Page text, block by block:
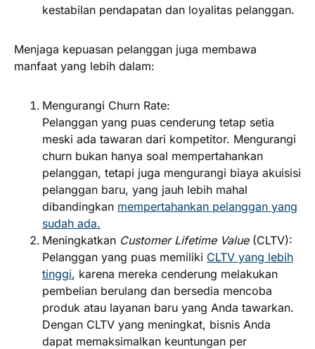
kestabilan pendapatan dan loyalitas pelanggan.
Menjaga kepuasan pelanggan juga membawa
manfaat yang lebih dalam:
Mengurangi Churn Rate:
Pelanggan yang puas cenderung tetap setia
meski ada tawaran dari kompetitor. Mengurangi
churn bukan hanya soal mempertahankan
pelanggan, tetapi juga mengurangi biaya akuisisi
pelanggan baru, yang jauh lebih mahal
dibandingkan mempertahankan pelanggan yang
sudah ada.
Meningkatkan Customer Lifetime Value(CLTV):
Pelanggan yang puas memiliki CLTV yang lebih
tinggi, karena mereka cenderung melakukan
pembelian berulang dan bersedia mencoba
produk atau layanan baru yang Anda tawarkan.
Dengan CLTV yang meningkat, bisnis Anda
dapat memaksimalkan keuntungan per